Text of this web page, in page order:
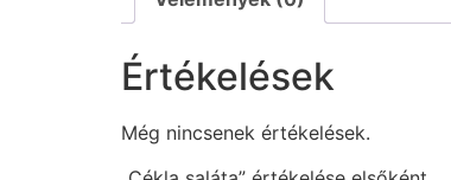
Értékelések
Még nincsenek értékelések.